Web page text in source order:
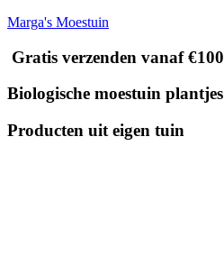
Marga's Moestuin
Gratis verzenden vanaf €100
Biologische moestuin plantjes
Producten uit eigen tuin